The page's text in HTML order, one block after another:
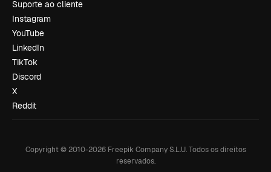
Suporte ao cliente
Instagram
YouTube
LinkedIn
TikTok
Discord
X
Reddit
Copyright © 2010-2026Freepik Company S.L.U. Todos os direitos
reservados.